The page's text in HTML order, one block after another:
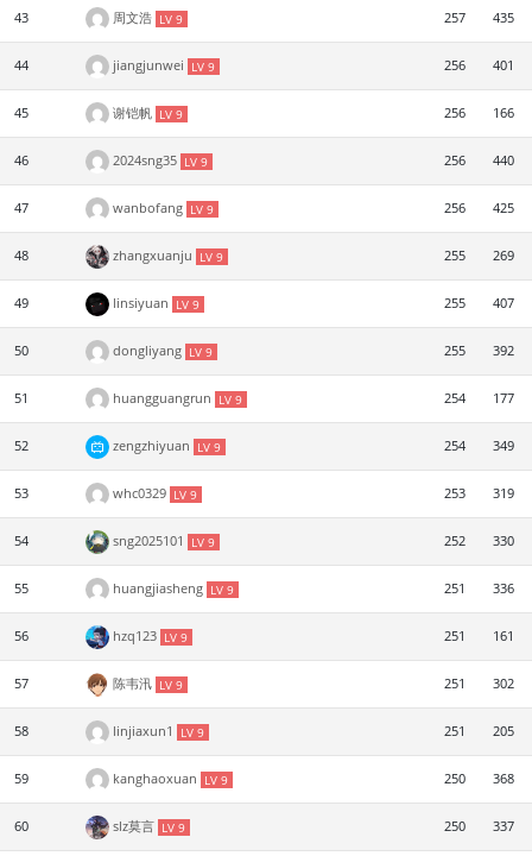
43 周文浩 LV 9 257 435
44 jiangjunwei LV 9 256 401
45 谢铠帆 LV 9 256 166
46 2024sng35 LV 9 256 440
47 wanbofang LV 9 256 425
48 zhangxuanju LV 9 255 269
49 linsiyuan LV 9 255 407
50 dongliyang LV 9 255 392
51 huangguangrun LV 9 254 177
52 zengzhiyuan LV 9 254 349
53 whc0329 LV 9 253 319
54 sng2025101 LV 9 252 330
55 huangjiasheng LV 9 251 336
56 hzq123 LV 9 251 161
57 陈韦汛 LV 9 251 302
58 linjiaxun1 LV 9 251 205
59 kanghaoxuan LV 9 250 368
60 slz莫言 LV 9 250 337